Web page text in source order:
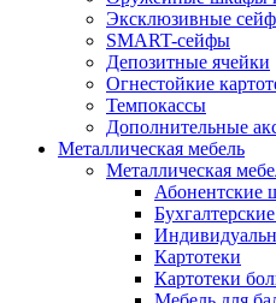
Эксклюзивные
SMART-сейфы
Депозитные ячейки
Огнестойкие
Темпокассы
Дополнительные
Металлическая мебель
Металлическая
Абонентские
Картотеки
Картотеки